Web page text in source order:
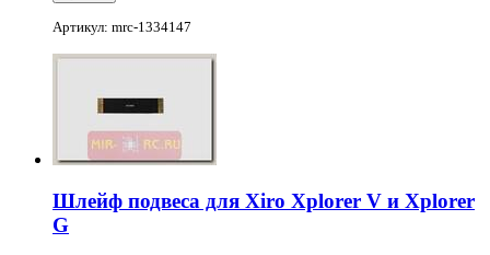
Артикул: mrc-1334147
Шлейф подвеса для Xiro Xplorer V и Xplorer
G